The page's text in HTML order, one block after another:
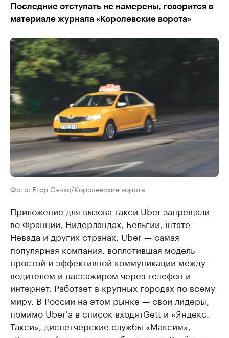
Последние отступать не намерены, говорится в
материале журнала «Королевские ворота»
Фото: Егор Сачко/Королевские ворота
Приложение для вызова такси Uber запрещали
во Франции, Нидерландах, Бельгии, штате
Невада и других странах. Uber — самая
популярная компания, воплотившая модель
простой и эффективной коммуникации между
водителем и пассажиром через телефон и
интернет. Работает в крупных городах по всему
миру. В России на этом рынке — свои лидеры,
помимо Uber'a в список входятGett и «Яндекс.
Такси», диспетчерские службы «Максим»,